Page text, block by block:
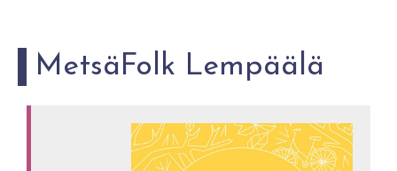
MetsäFolk Lempäälä